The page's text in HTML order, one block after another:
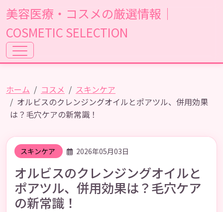
美容医療・コスメの厳選情報｜
COSMETIC SELECTION
ホーム コスメ
スキンケア
オルビスのクレンジングオイルとポアツル、併用効果
は？毛穴ケアの新常識！
スキンケア 2026年05月03日
オルビスのクレンジングオイルと
ポアツル、併用効果は？毛穴ケア
の新常識！